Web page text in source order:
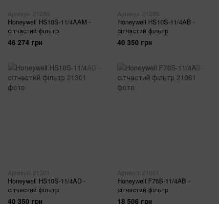
Артикул: 21285
Honeywell HS10S-11/4AAM -
сітчастий фільтр
46 274 грн
Артикул: 21289
Honeywell HS10S-11/4AB -
сітчастий фільтр
40 350 грн
Артикул: 21301
Honeywell HS10S-11/4AD -
сітчастий фільтр
40 350 грн
Артикул: 21061
Honeywell F76S-11/4AB -
сітчастий фільтр
18 506 грн